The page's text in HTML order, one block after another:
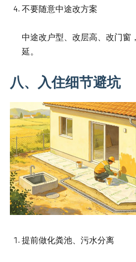
不要随意中途改方案
中途改户型、改层高、改门窗
延。
八、入住细节避坑
提前做化粪池、污水分离